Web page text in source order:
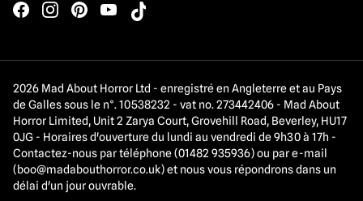
2026 Mad About Horror Ltd - enregistré en Angleterre et au Pays
de Galles sous le n°. 10538232 - vat no. 273442406 - Mad About
Horror Limited, Unit 2 Zarya Court, Grovehill Road, Beverley, HU17
0JG - Horaires d'ouverture du lundi au vendredi de 9h30 à 17h -
Contactez-nous par téléphone (01482 935936) ou par e-mail
(boo@madabouthorror.co.uk) et nous vous répondrons dans un
délai d'un jour ouvrable.